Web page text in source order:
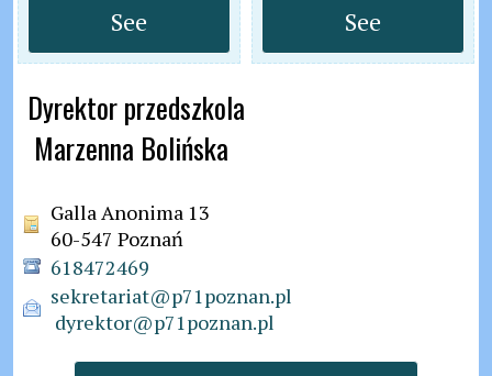
See See
Dyrektor przedszkola
Marzenna Bolińska
Galla Anonima 13
60-547 Poznań
618472469
sekretariat@p71poznan.pl
dyrektor@p71poznan.pl